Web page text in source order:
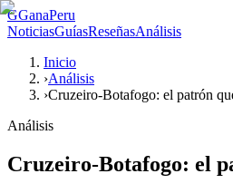
GGanaPeru
NoticiasGuíasReseñasAnálisis
Inicio
›Análisis
›Cruzeiro-Botafogo: el patrón
Análisis
Cruzeiro-Botafogo: el